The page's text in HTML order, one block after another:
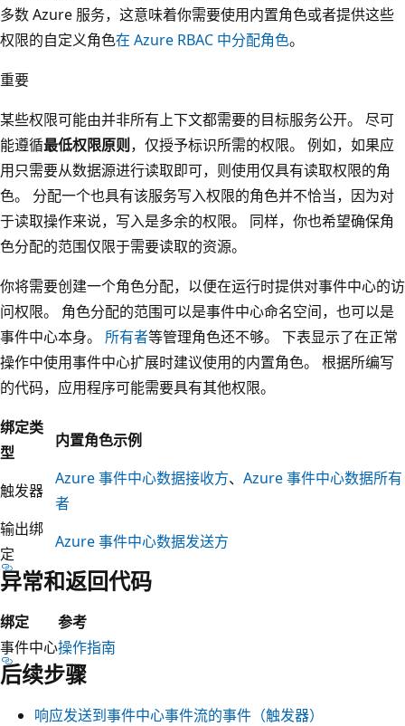
多数 Azure 服务，这意味着你需要使用内置角色或者提供这些
权限的自定义角色在 Azure RBAC 中分配角色。
重要
某些权限可能由并非所有上下文都需要的目标服务公开。 尽可
能遵循最低权限原则，仅授予标识所需的权限。 例如，如果应
用只需要从数据源进行读取即可，则使用仅具有读取权限的角
色。 分配一个也具有该服务写入权限的角色并不恰当，因为对
于读取操作来说，写入是多余的权限。 同样，你也希望确保角
色分配的范围仅限于需要读取的资源。
你将需要创建一个角色分配，以便在运行时提供对事件中心的访
问权限。 角色分配的范围可以是事件中心命名空间，也可以是
事件中心本身。 所有者等管理角色还不够。 下表显示了在正常
操作中使用事件中心扩展时建议使用的内置角色。 根据所编写
的代码，应用程序可能需要具有其他权限。
绑定类
型
内置角色示例
触发器
Azure 事件中心数据接收方、 Azure 事件中心数据所有
者
输出绑
定
Azure 事件中心数据发送方
异常和返回代码
绑定
参考
事件中心操作指南
后续步骤
响应发送到事件中心事件流的事件（触发器）